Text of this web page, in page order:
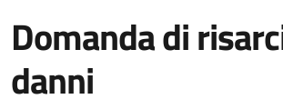
Domanda di
danni